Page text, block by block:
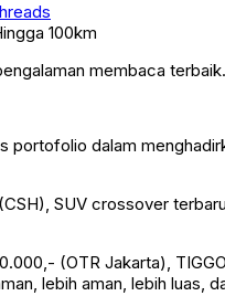
membaca terbaik.
dalam
SUV crossover
(OTR Jakarta),
lebih aman, lebih luas,